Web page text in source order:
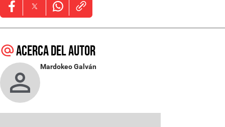
Opens in new window
Opens in new window
Opens in new window
Acerca del autor
Mardokeo Galván